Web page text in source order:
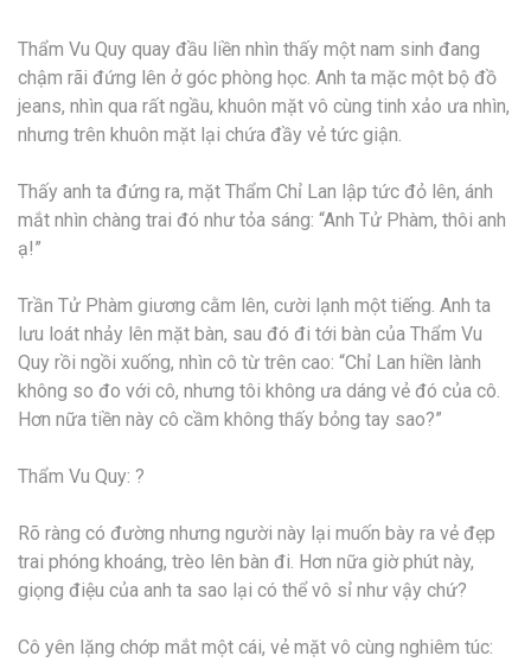
Thẩm Vu Quy quay đầu liền nhìn thấy một nam sinh đang
chậm rãi đứng lên ở góc phòng học. Anh ta mặc một bộ đồ
jeans, nhìn qua rất ngầu, khuôn mặt vô cùng tinh xảo ưa nhìn,
nhưng trên khuôn mặt lại chứa đầy vẻ tức giận.
Thấy anh ta đứng ra, mặt Thẩm Chỉ Lan lập tức đỏ lên, ánh
mắt nhìn chàng trai đó như tỏa sáng: “Anh Tử Phàm, thôi anh
ạ!”
Trần Tử Phàm giương cằm lên, cười lạnh một tiếng. Anh ta
lưu loát nhảy lên mặt bàn, sau đó đi tới bàn của Thẩm Vu
Quy rồi ngồi xuống, nhìn cô từ trên cao: “Chỉ Lan hiền lành
không so đo với cô, nhưng tôi không ưa dáng vẻ đó của cô.
Hơn nữa tiền này cô cầm không thấy bỏng tay sao?”
Thẩm Vu Quy: ?
Rõ ràng có đường nhưng người này lại muốn bày ra vẻ đẹp
trai phóng khoáng, trèo lên bàn đi. Hơn nữa giờ phút này,
giọng điệu của anh ta sao lại có thể vô sỉ như vậy chứ?
Cô yên lặng chớp mắt một cái, vẻ mặt vô cùng nghiêm túc: